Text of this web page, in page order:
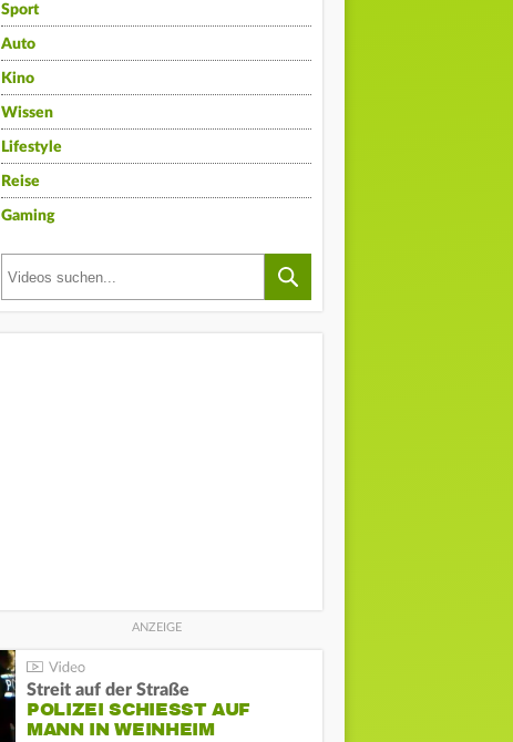
Sport
Auto
Kino
Wissen
Lifestyle
Reise
Gaming
Streit auf der Straße
POLIZEI SCHIESST AUF M
ANN IN WEINHEIM